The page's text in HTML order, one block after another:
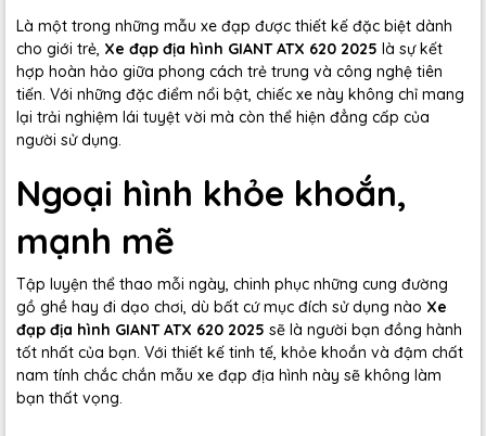
Là một trong những mẫu xe đạp được thiết kế đặc biệt dành
cho giới trẻ, Xe đạp địa hình GIANT ATX 620 2025 là sự kết
hợp hoàn hảo giữa phong cách trẻ trung và công nghệ tiên
tiến. Với những đặc điểm nổi bật, chiếc xe này không chỉ mang
lại trải nghiệm lái tuyệt vời mà còn thể hiện đẳng cấp của
người sử dụng.
Ngoại hình khỏe khoắn,
mạnh mẽ
Tập luyện thể thao mỗi ngày, chinh phục những cung đường
gồ ghề hay đi dạo chơi, dù bất cứ mục đích sử dụng nào Xe
đạp địa hình GIANT ATX 620 2025 sẽ là người bạn đồng hành
tốt nhất của bạn. Với thiết kế tinh tế, khỏe khoắn và đậm chất
nam tính chắc chắn mẫu xe đạp địa hình này sẽ không làm
bạn thất vọng.